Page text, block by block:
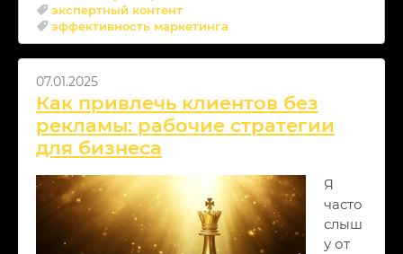
экспертный контент
эффективность маркетинга
07.01.2025
Как привлечь клиентов без
рекламы: рабочие стратегии
для бизнеса
Я
часто
слыш
у от